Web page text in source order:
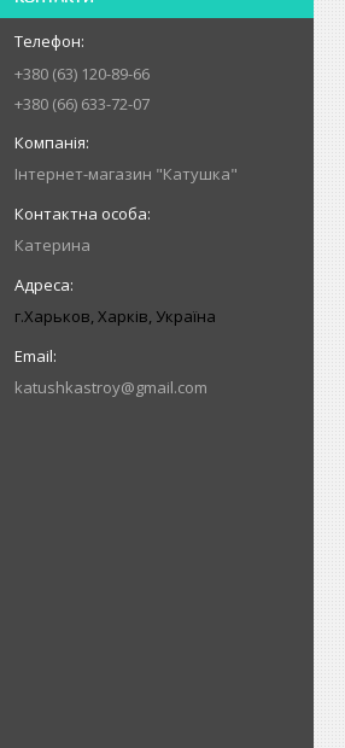
+380 (63) 120-89-66
+380 (66) 633-72-07
Інтернет-магазин "Катушка"
Катерина
г.Харьков, Харків, Україна
katushkastroy@gmail.com